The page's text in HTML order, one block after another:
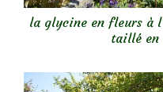
la glycine en fleurs à
taillé en